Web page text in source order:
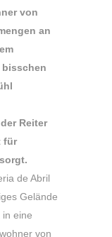
von
an
Reiter
für
de Abril
Gelände
eine
von